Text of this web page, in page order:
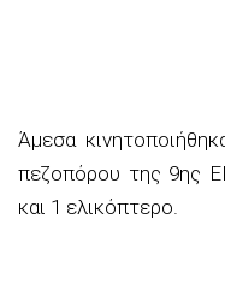
Άμεσα
πεζοπόρου της 9ης
και 1 ελικόπτερο.